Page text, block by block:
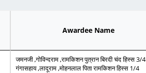
Awardee Name
जमनजी ,गोविन्दराम ,रामकिशन पुत्रान बिरदी चंद हिस्स 3/4
गंगासहाय ,लादूराम ,मोहनलाल पिता रामकिशन हिस्स 1/4